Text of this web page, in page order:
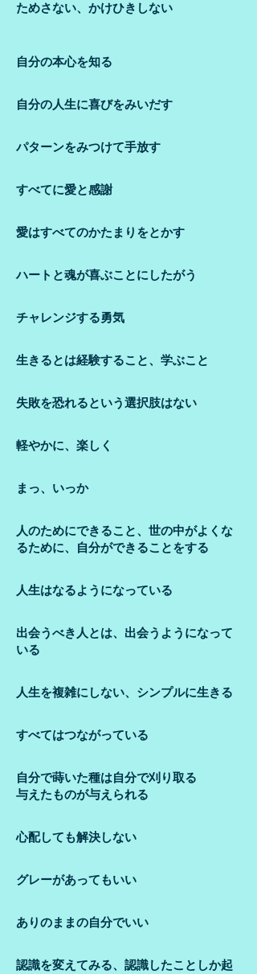
ためさない、かけひきしない
自分の本心を知る
自分の人生に喜びをみいだす
パターンをみつけて手放す
すべてに愛と感謝
愛はすべてのかたまりをとかす
ハートと魂が喜ぶことにしたがう
​チャレンジする勇気
生きるとは経験すること、学ぶこと
失敗を恐れるという選択肢はない
軽やかに、楽しく
まっ、いっか
人のためにできること、世の中がよくな
るために、自分ができることをする
人生はなるようになっている
出会うべき人とは、出会うようになって
いる
人生を複雑にしない、シンプルに生きる
すべてはつながっている
自分で蒔いた種は自分で刈り取る
与えたものが与えられる
心配しても解決しない
グレーがあってもいい
ありのままの自分でいい
認識を変えてみる、認識したことしか起